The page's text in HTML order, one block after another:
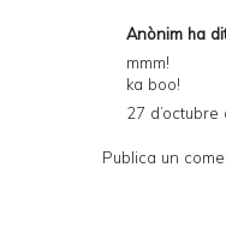
Anònim ha
mmm!
ka boo!
27
Publica un